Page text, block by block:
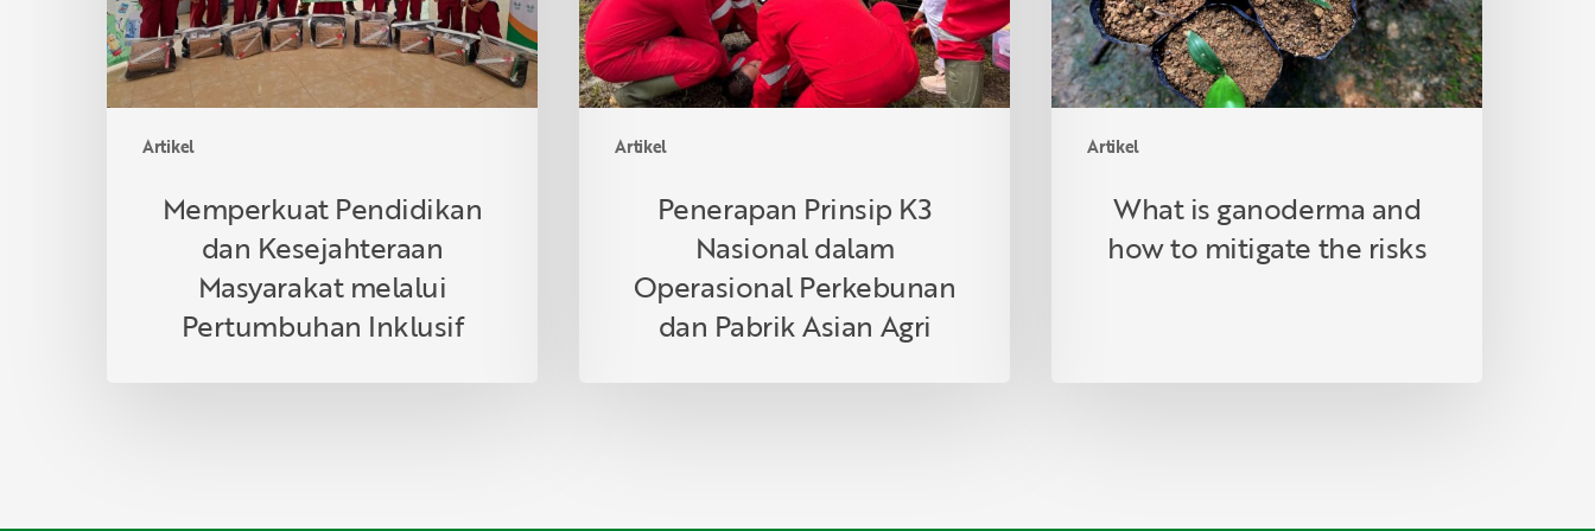
Artikel
Pertumbuhan
Inklusif
Memperkuat Pendidikan
dan Kesejahteraan
Masyarakat melalui
Pertumbuhan Inklusif
Artikel
Perkebunan
dan
Pabrik
Asian
Penerapan Prinsip K3
Nasional dalam
Operasional Perkebunan
dan Pabrik Asian Agri
Artikel
mitigate
the
risks
What is ganoderma and
how to mitigate the risks